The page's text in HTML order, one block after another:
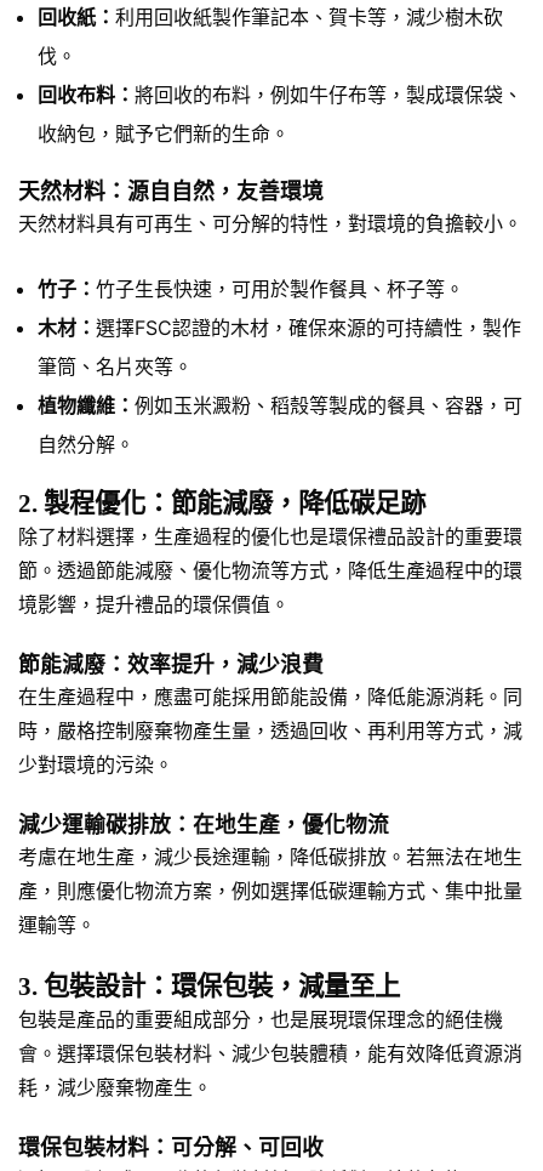
回收紙： 利用回收紙製作筆記本、賀卡等，減少樹木砍
伐。
回收布料： 將回收的布料，例如牛仔布等，製成環保袋、
收納包，賦予它們新的生命。
天然材料：源自自然，友善環境
天然材料具有可再生、可分解的特性，對環境的負擔較小。
竹子： 竹子生長快速，可用於製作餐具、杯子等。
木材： 選擇FSC認證的木材，確保來源的可持續性，製作
筆筒、名片夾等。
植物纖維： 例如玉米澱粉、稻殼等製成的餐具、容器，可
自然分解。
2. 製程優化：節能減廢，降低碳足跡
除了材料選擇，生產過程的優化也是環保禮品設計的重要環
節。透過節能減廢、優化物流等方式，降低生產過程中的環
境影響，提升禮品的環保價值。
節能減廢：效率提升，減少浪費
在生產過程中，應盡可能採用節能設備，降低能源消耗。同
時，嚴格控制廢棄物產生量，透過回收、再利用等方式，減
少對環境的污染。
減少運輸碳排放：在地生產，優化物流
考慮在地生產，減少長途運輸，降低碳排放。若無法在地生
產，則應優化物流方案，例如選擇低碳運輸方式、集中批量
運輸等。
3. 包裝設計：環保包裝，減量至上
包裝是產品的重要組成部分，也是展現環保理念的絕佳機
會。選擇環保包裝材料、減少包裝體積，能有效降低資源消
耗，減少廢棄物產生。
環保包裝材料：可分解、可回收